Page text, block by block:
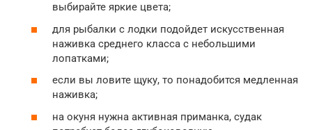
выбирайте яркие цвета;
для рыбалки с лодки подойдет искусственная
наживка среднего класса с небольшими
лопатками;
если вы ловите щуку, то понадобится медленная
наживка;
на окуня нужна активная приманка, судак